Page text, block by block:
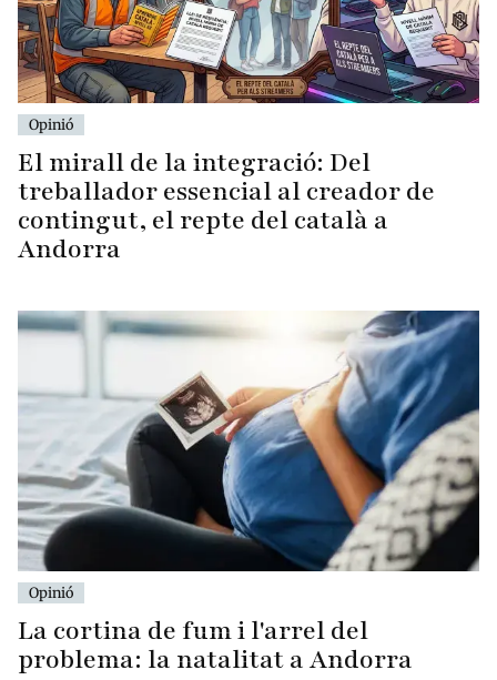
Opinió
El mirall de la integració: Del
treballador essencial al creador de
contingut, el repte del català a
Andorra
Opinió
La cortina de fum i l'arrel del
problema: la natalitat a Andorra